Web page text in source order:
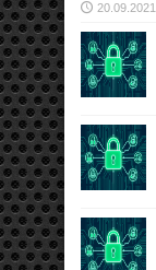
20.09.2021